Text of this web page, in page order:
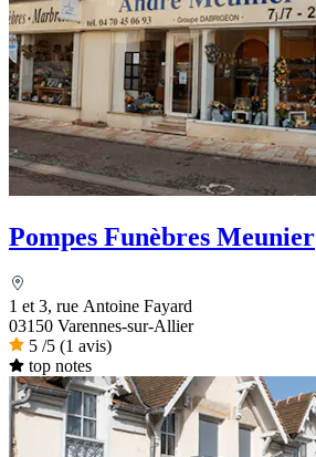
Pompes Funèbres Meunier
1 et 3, rue Antoine Fayard
03150 Varennes-sur-Allier
5 /5 (1 avis)
top notes